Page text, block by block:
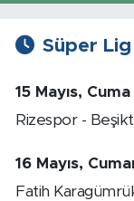
Süper
15 Mayıs, Cuma
Rizespor -
16 Mayıs,
Fatih